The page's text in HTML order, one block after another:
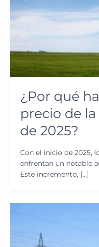
¿Por qué
precio de
de 2025?
Con el inicio de 2025,
enfrentan un notable
Este incremento, […]